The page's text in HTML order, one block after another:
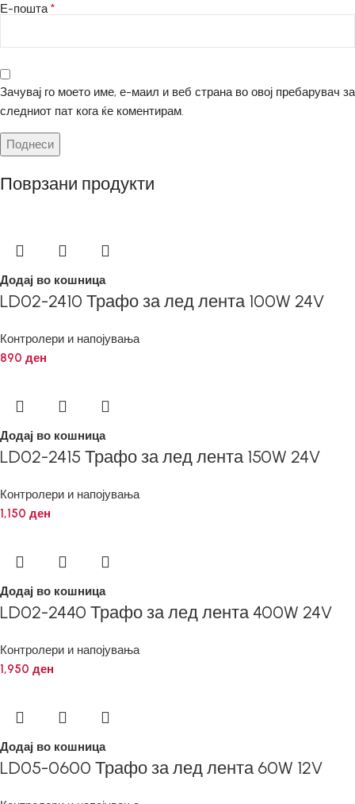
Е-пошта*
Зачувај го моето име, е-маил и веб страна во овој пребарувач за
следниот пат кога ќе коментирам.
Поврзани продукти
Додај во кошница
LD02-2410 Трафо за лед лента 100W 24V
Контролери и напојувања
890 ден
Додај во кошница
LD02-2415 Трафо за лед лента 150W 24V
Контролери и напојувања
1,150 ден
Додај во кошница
LD02-2440 Трафо за лед лента 400W 24V
Контролери и напојувања
1,950 ден
Додај во кошница
LD05-0600 Трафо за лед лента 60W 12V